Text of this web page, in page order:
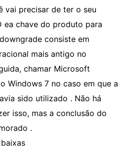
vai precisar de ter o seu
ea chave do produto para
consiste em
mais antigo no
chamar Microsoft
Windows 7 no caso em que a
sido utilizado . Não há
isso, mas a conclusão do
.